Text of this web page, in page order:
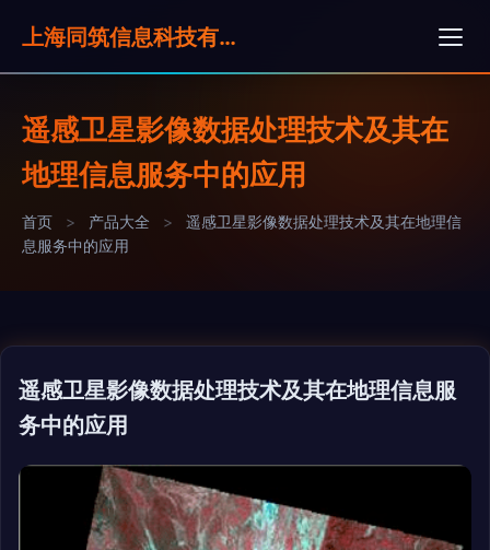
上海同筑信息科技有限公司
遥感卫星影像数据处理技术及其在
地理信息服务中的应用
首页 > 产品大全 >
遥感卫星影像数据处理技术及其在地理信
息服务中的应用
遥感卫星影像数据处理技术及其在地理信息服
务中的应用